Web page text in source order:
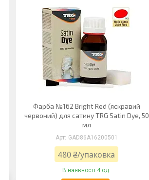
Фарба №162 Вright Red (яскравий
червоний) для сатину TRG Satin Dye, 50
мл
GAD86А16200501
480 ₴/упаковка
В наявності 4 од.